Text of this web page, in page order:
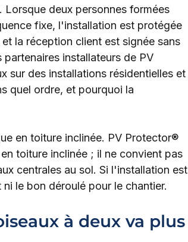
deux personnes formées
fixe, l'installation est protégée
la réception client est signée sans
installateurs de PV
sur des installations résidentielles et
quel ordre, et pourquoi la
en toiture inclinée. PV Protector®
toiture inclinée ; il ne convient pas
centrales au sol. Si l'installation est
le bon déroulé pour le chantier.
à deux va plus